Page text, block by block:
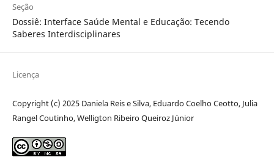
Seção
Dossiê: Interface Saúde Mental e Educação: Tecendo
Saberes Interdisciplinares
Licença
Copyright (c) 2025 Daniela Reis e Silva, Eduardo Coelho Ceotto, Julia
Rangel Coutinho, Welligton Ribeiro Queiroz Júnior